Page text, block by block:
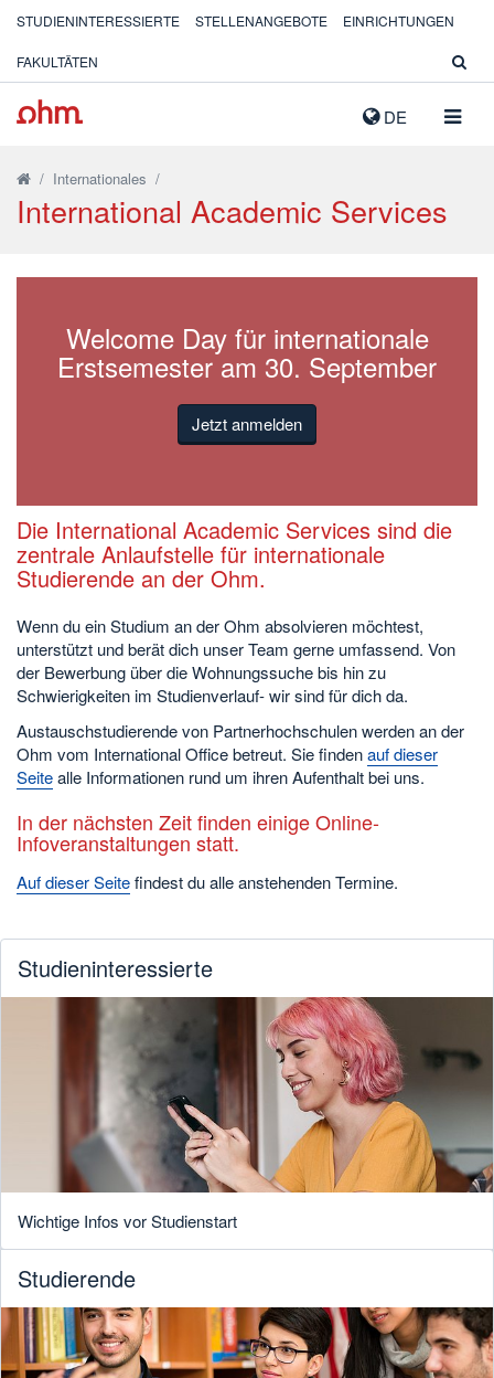
DE
STUDIENINTERESSIERTE STELLENANGEBOTE EINRICHTUNGEN
FAKULTÄTEN
/ Internationales /
International Academic Services
Welcome Day für internationale
Erstsemester am 30. September
Jetzt anmelden
Die International Academic Services sind die
zentrale Anlaufstelle für internationale
Studierende an der Ohm.
Wenn du ein Studium an der Ohm absolvieren möchtest,
unterstützt und berät dich unser Team gerne umfassend. Von
der Bewerbung über die Wohnungssuche bis hin zu
Schwierigkeiten im Studienverlauf- wir sind für dich da.
Austauschstudierende von Partnerhochschulen werden an der
Ohm vom International Office betreut. Sie findenauf dieser
Seitealle Informationen rund um ihren Aufenthalt bei uns.
In der nächsten Zeit finden einige Online-
Infoveranstaltungen statt.
Auf dieser Seitefindest du alle anstehenden Termine.
Studieninteressierte
Wichtige Infos vor Studienstart
Studierende